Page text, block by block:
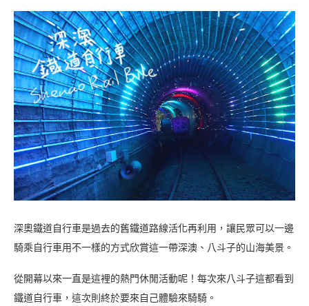
深奧鐵道自行車是過去的舊鐵道路線活化再利用，讓民眾可以一邊
騎乘自行車用不一樣的方式欣賞這一帶深澳、八斗子的山海美景。
從開幕以來一直是這裡的熱門休閒活動呢！每次來八斗子這都看到
鐵道自行車，這次則終於要來自己體驗來騎騎。